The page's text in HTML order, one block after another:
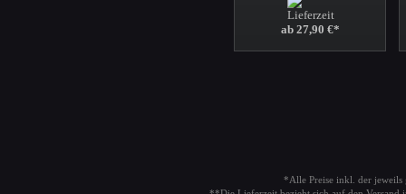
Reißverschluss Fach Tasche
- Mode + Werkzeug
ab 27,90 €*
*Alle Preise inkl. der jeweils